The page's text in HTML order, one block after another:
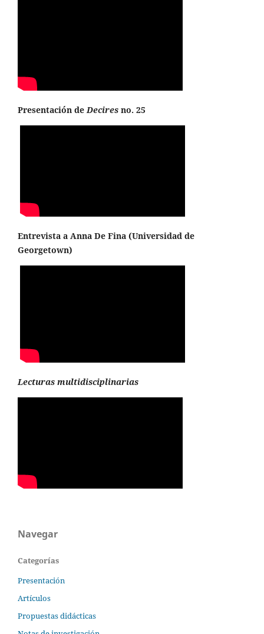
Presentación deDecires no. 25
Entrevista a Anna De Fina (Universidad de
Georgetown)
Lecturas multidisciplinarias
Navegar
Categorías
Presentación
Artículos
Propuestas didácticas